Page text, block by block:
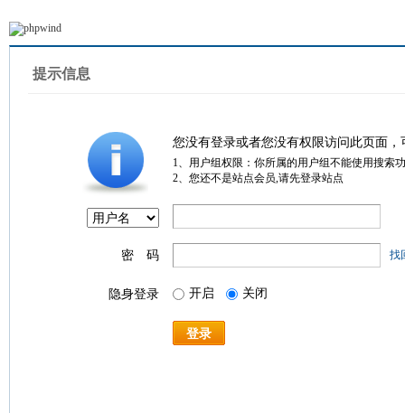
提示信息
您没有登录或者您没有权限访问此页面
1、用户组权限：你所属的用户组不能使用搜索
2、您还不是站点会员,请先登录站点
密 码 找
隐身登录 开启 关闭
登录